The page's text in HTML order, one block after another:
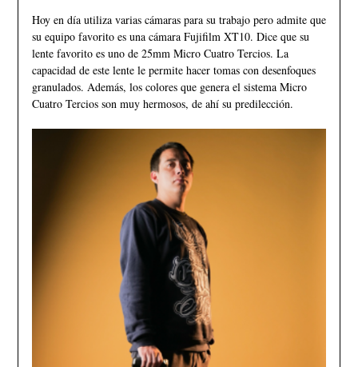
Hoy en día utiliza varias cámaras para su trabajo pero admite que
su equipo favorito es una cámara Fujifilm XT10. Dice que su
lente favorito es uno de 25mm Micro Cuatro Tercios. La
capacidad de este lente le permite hacer tomas con desenfoques
granulados. Además, los colores que genera el sistema Micro
Cuatro Tercios son muy hermosos, de ahí su predilección.